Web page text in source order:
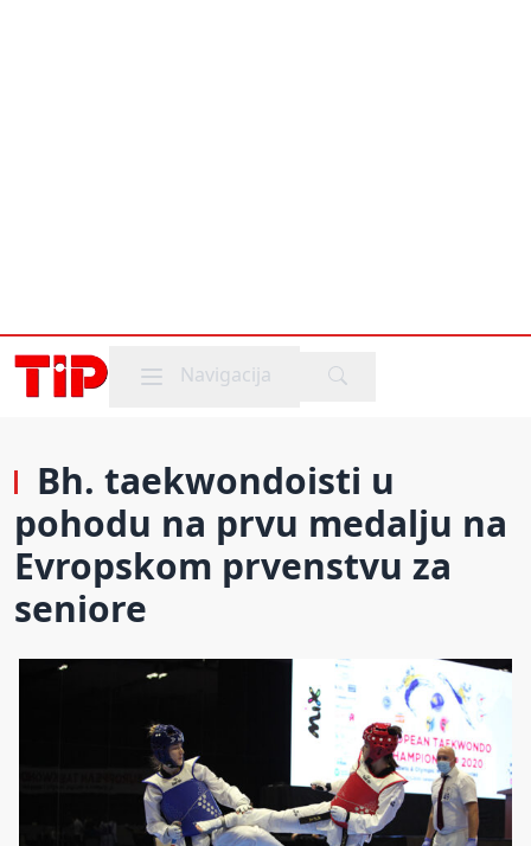
Mobile menu
Navigacija
Bh. taekwondoisti u
pohodu na prvu medalju na
Evropskom prvenstvu za
seniore